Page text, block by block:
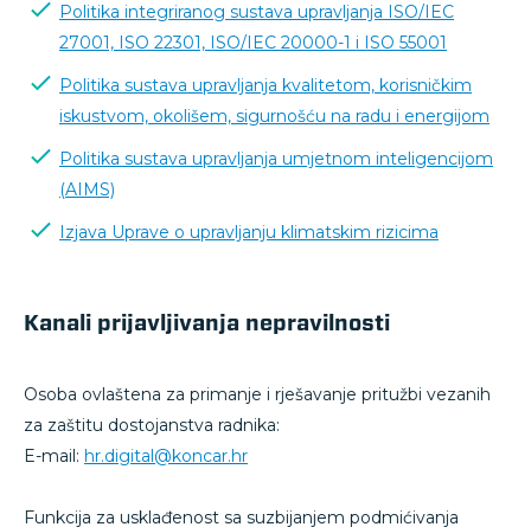
Politika integriranog sustava upravljanja ISO/IEC
27001, ISO 22301, ISO/IEC 20000-1 i ISO 55001
Politika sustava upravljanja kvalitetom, korisničkim
iskustvom, okolišem, sigurnošću na radu i energijom
Politika sustava upravljanja umjetnom inteligencijom
(AIMS)
Izjava Uprave o upravljanju klimatskim rizicima
Kanali prijavljivanja nepravilnosti
Osoba ovlaštena za primanje i rješavanje pritužbi vezanih
za zaštitu dostojanstva radnika:
E-mail: hr.digital@koncar.hr
Funkcija za usklađenost sa suzbijanjem podmićivanja